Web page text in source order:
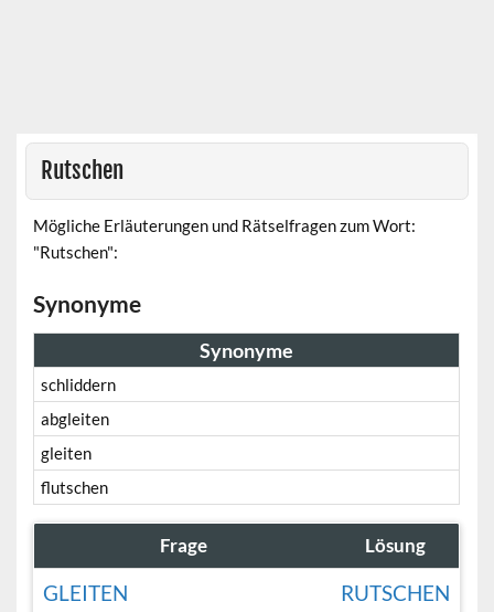
Rutschen
Mögliche Erläuterungen und Rätselfragen zum Wort:
"Rutschen":
Synonyme
Synonyme
schliddern
abgleiten
gleiten
flutschen
Frage Lösung
GLEITEN
RUTSCHEN